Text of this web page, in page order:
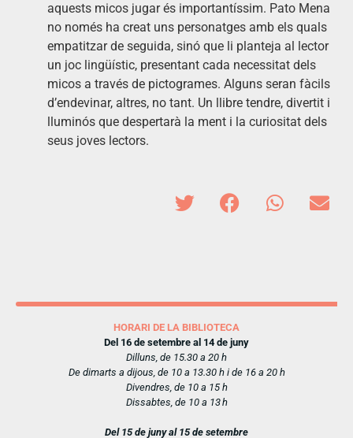
aquests micos jugar és importantíssim. Pato Mena
no només ha creat uns personatges amb els quals
empatitzar de seguida, sinó que li planteja al lector
un joc lingüístic, presentant cada necessitat dels
micos a través de pictogrames. Alguns seran fàcils
d’endevinar, altres, no tant. Un llibre tendre, divertit i
lluminós que despertarà la ment i la curiositat dels
seus joves lectors.
HORARI DE LA BIBLIOTECA
Del 16 de setembre al 14 de juny
Dilluns, de 15.30 a 20 h
De dimarts a dijous, de 10 a 13.30 h i de 16 a 20 h
Divendres, de 10 a 15 h
Dissabtes, de 10 a 13 h
Del 15 de juny al 15 de setembre